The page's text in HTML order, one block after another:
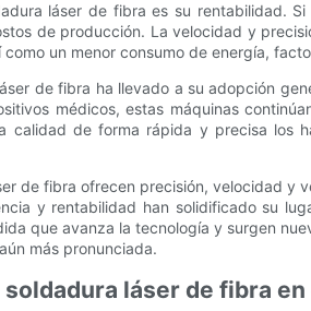
láser de fibra es su rentabilidad.
de producción. La velocidad y
un menor consumo de energía,
de fibra ha llevado a su adopción
médicos, estas máquinas
calidad de forma rápida y precisa los
de fibra ofrecen precisión, velocidad
y rentabilidad han solidificado su
que avanza la tecnología y surgen
más pronunciada.
láser de fibra